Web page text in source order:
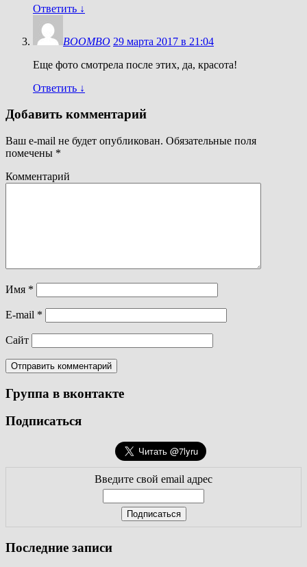
Ответить ↓
BOOMBO 29 марта 2017 в 21:04
Еще фото смотрела после этих, да, красота!
Ответить ↓
Добавить комментарий
Ваш e-mail не будет опубликован. Обязательные поля
помечены *
Комментарий
Имя *
E-mail *
Сайт
Группа в вконтакте
Подписаться
Введите свой email адрес
Последние записи